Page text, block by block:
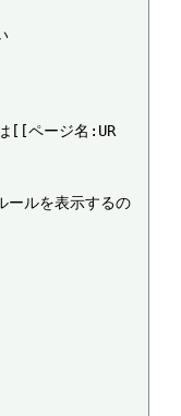
[[ページ名:UR
ールを表示するの